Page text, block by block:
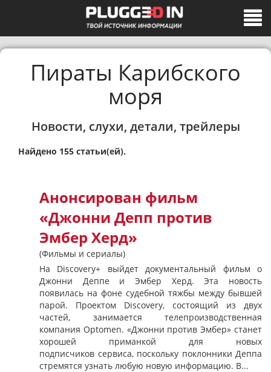
Пираты Карибского
моря
Новости, слухи, детали, трейлеры
Найдено 155 статьи(ей).
Анонсирован фильм
«Джонни Депп против
Эмбер Херд»
(Фильмы и сериалы)
На Discovery+ выйдет документальный фильм о
Джонни Деппе и Эмбер Херд. Эта новость
появилась на фоне судебной тяжбы между бывшей
парой. Проектом Discovery, состоящий из двух
частей, занимается телепроизводственная
компания Optomen. «Джонни против Эмбер» станет
хорошей приманкой для новых
подписчиков сервиса, поскольку поклонники Деппа
стремятся узнать любую новую информацию. В...